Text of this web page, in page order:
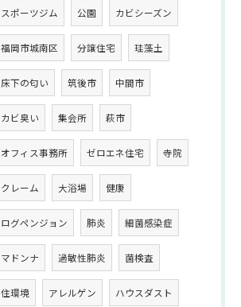
スポーツジム 公園 カビシーズン
福岡市城南区 分譲住宅 珪藻土
床下の匂い 筑後市 中間市
カビ臭い 集会所 萩市
オフィス事務所 ゼロエネ住宅 寺院
クレーム 大浴場 健康
ログペンジョン 肺炎 細菌感染症
マドンナ 過敏性肺炎 菌検査
住環境 アレルゲン ハウスダスト